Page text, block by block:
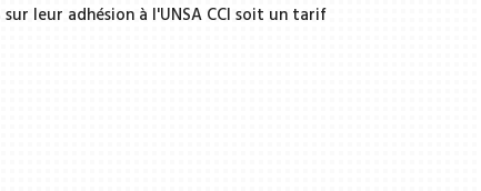
leur adhésion à l'UNSA CCI soit un tarif